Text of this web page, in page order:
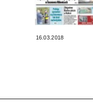
16.03.2018